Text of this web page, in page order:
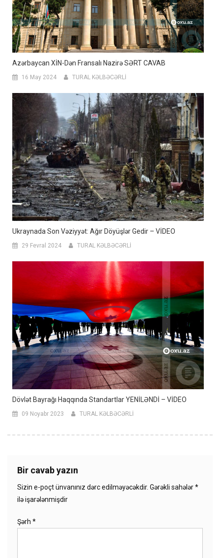
Azərbaycan XİN-Dən Fransalı Nazirə SƏRT CAVAB
16 May 2024 TURAL KƏLBƏCƏRLİ
Ukraynada Son Vəziyyət: Ağır Döyüşlər Gedir – VİDEO
29 Fevral 2024 TURAL KƏLBƏCƏRLİ
Dövlət Bayrağı Haqqında Standartlar YENİLƏNDİ – VİDEO
09 Noyabr 2023 TURAL KƏLBƏCƏRLİ
Bir cavab yazın
Sizin e-poçt ünvanınız dərc edilməyəcəkdir. Gərəkli sahələr*
ilə işarələnmişdir
Şərh *